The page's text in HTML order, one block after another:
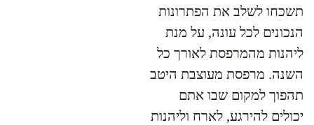
תשכחו לשלב את הפתרונות
הנכונים לכל עונה, על מנת
ליהנות מהמרפסת לאורך כל
השנה. מרפסת מעוצבת היטב
תהפוך למקום שבו אתם
יכולים להירגע, לארח וליהנות